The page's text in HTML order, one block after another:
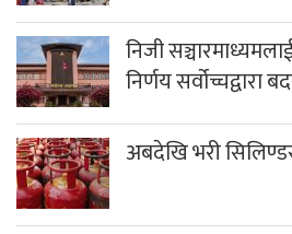
निजी
निर्णय सर्वोच्चद्वारा
अबदेखि भरी